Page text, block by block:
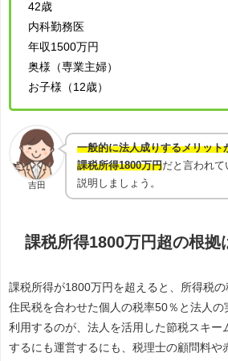
42歳
内科勤務医
年収1500万円
奥様（専業主婦）
お子様（12歳）
吉田
一般的に法人成りするメリット
課税所得1800万円だと言われて
説明しましょう。
課税所得1800万円超の根拠
課税所得が1800万円を超えると、所得税の
住民税を合わせた個人の税率50％と法人
利用するのが、法人を活用した節税スキー
するにも運営するにも、税理士の顧問料や